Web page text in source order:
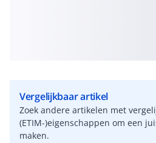
Vergelijkbaar artikel
Zoek andere artikelen met
(ETIM-)eigenschappen om een
maken.